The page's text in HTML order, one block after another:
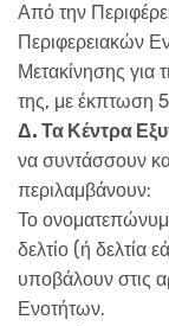
Από την
Περιφερειακών
Μετακίνησης για
της, με έκπτωση
Δ. Τα Κέντρα
να συντάσσουν
περιλαμβάνουν:
Το
δελτίο (ή δελτία
υποβάλουν στις
Ενοτήτων.